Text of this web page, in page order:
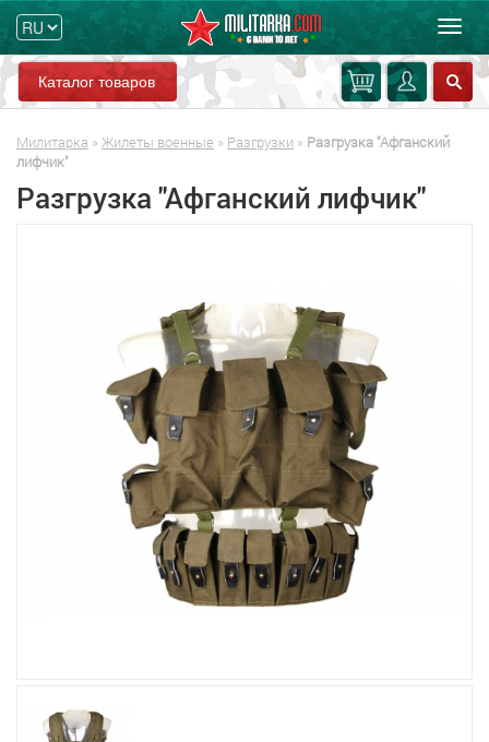
Каталог товаров
Милитарка » Жилеты военные » Разгрузки » Разгрузка "Афганский
лифчик"
Разгрузка "Афганский лифчик"